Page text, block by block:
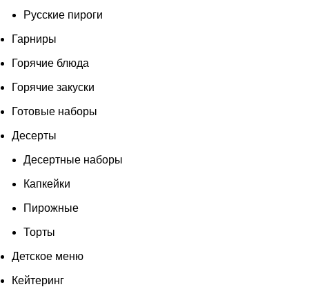
Русские пироги
Гарниры
Горячие блюда
Горячие закуски
Готовые наборы
Десерты
Десертные наборы
Капкейки
Пирожные
Торты
Детское меню
Кейтеринг